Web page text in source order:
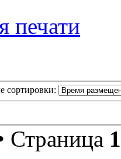
печати
сортировки:
Страница 1